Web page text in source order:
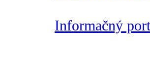
Informačný